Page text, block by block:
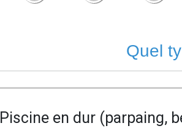
Quel
Piscine en dur (parpaing,